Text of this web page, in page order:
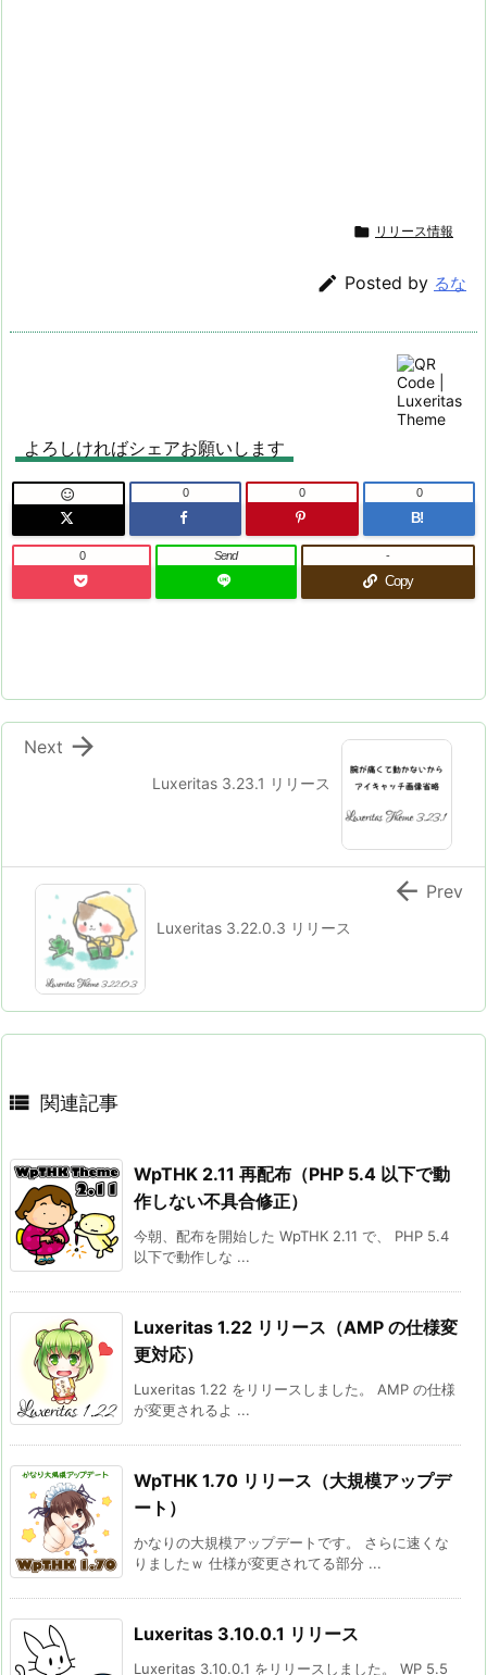
 リリース情報
 Posted by るな
よろしければシェアお願いします
 0 0
B!
0
0 Send
Copy
-
Luxeritas 3.23.1 リリース

Next
Luxeritas 3.22.0.3 リリース
 Prev
 関連記事
WpTHK 2.11 再配布（PHP 5.4 以下で動
作しない不具合修正）
今朝、配布を開始した WpTHK 2.11 で、 PHP 5.4
以下で動作しな ...
Luxeritas 1.22 リリース（AMP の仕様変
更対応）
Luxeritas 1.22 をリリースしました。 AMP の仕様
が変更されるよ ...
WpTHK 1.70 リリース（大規模アップデ
ート）
かなりの大規模アップデートです。 さらに速くな
りましたｗ 仕様が変更されてる部分 ...
Luxeritas 3.10.0.1 リリース
Luxeritas 3.10.0.1 をリリースしました。 WP 5.5